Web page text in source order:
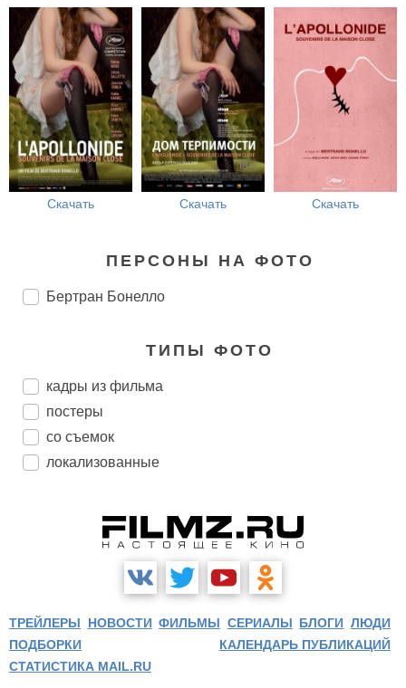
Скачать Скачать Скачать
ПЕРСОНЫ НА ФОТО
Бертран Бонелло
ТИПЫ ФОТО
кадры из фильма
постеры
со съемок
локализованные
ТРЕЙЛЕРЫ НОВОСТИ ФИЛЬМЫ СЕРИАЛЫ БЛОГИ ЛЮДИ
ПОДБОРКИ
КАЛЕНДАРЬ ПУБЛИКАЦИЙ
СТАТИСТИКА MAIL.RU